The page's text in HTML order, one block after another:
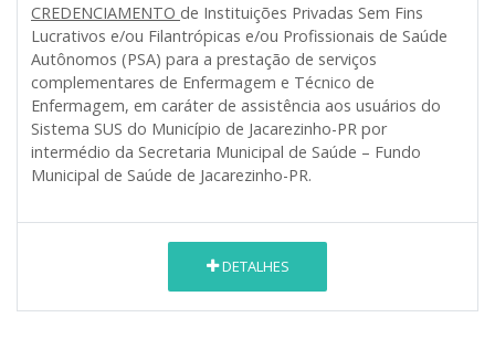
CREDENCIAMENTO de Instituições Privadas Sem Fins
Lucrativos e/ou Filantrópicas e/ou Profissionais de Saúde
Autônomos (PSA) para a prestação de serviços
complementares de Enfermagem e Técnico de
Enfermagem, em caráter de assistência aos usuários do
Sistema SUS do Município de Jacarezinho-PR por
intermédio da Secretaria Municipal de Saúde – Fundo
Municipal de Saúde de Jacarezinho-PR.
DETALHES